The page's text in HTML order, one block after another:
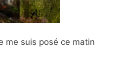
me suis posé ce matin